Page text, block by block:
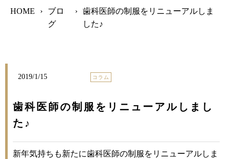
HOME ›
ブロ
グ
›
歯科医師の制服をリニューアルしま
した♪
2019/1/15 コラム
歯科医師の制服をリニューアルしまし
た♪
新年気持ちも新たに歯科医師の制服をリニューアルしま